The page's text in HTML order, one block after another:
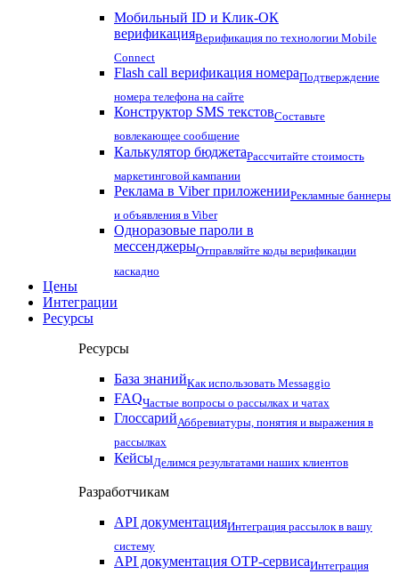
Мобильный ID и Клик-ОК
верификацияВерификация по технологии Mobile
Connect
Flash call верификация номераПодтверждение
номера телефона на сайте
Конструктор SMS текстовСоставьте
вовлекающее сообщение
Калькулятор бюджетаРассчитайте стоимость
маркетинговой кампании
Реклама в Viber приложенииРекламные баннеры
и объявления в Viber
Одноразовые пароли в
мессенджерыОтправляйте коды верификации
каскадно
Цены
Интеграции
Ресурсы
Ресурсы
База знанийКак использовать Messaggio
FAQЧастые вопросы о рассылках и чатах
ГлоссарийАббревиатуры, понятия и выражения в
рассылках
КейсыДелимся результатами наших клиентов
Разработчикам
API документацияИнтеграция рассылок в вашу
систему
API документация OTP-сервисаИнтеграция